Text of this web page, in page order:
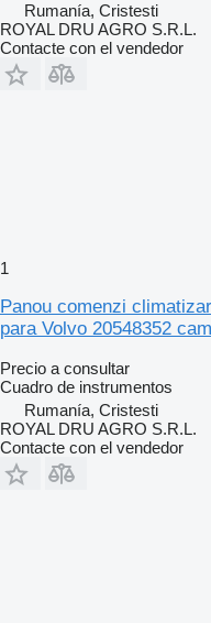
Rumanía, Cristesti
ROYAL DRU AGRO S.R.L.
Contacte con el vendedor
1
Panou comenzi
para Volvo 20548352
Precio a consultar
Cuadro de instrumentos
Rumanía, Cristesti
ROYAL DRU AGRO S.R.L.
Contacte con el vendedor